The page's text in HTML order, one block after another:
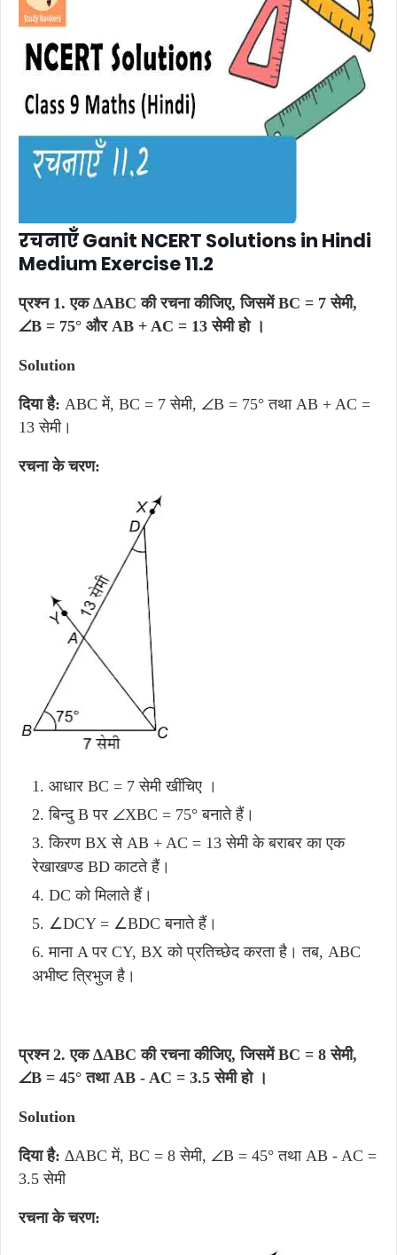
रचनाएँ Ganit NCERT Solutions in Hindi
Medium Exercise 11.2
प्रश्न 1. एक ∆ABC की रचना कीजिए, जिसमें BC = 7 सेमी,
∠B = 75° और AB + AC = 13 सेमी हो ।
Solution
दिया है: ABC में, BC = 7 सेमी, ∠B = 75° तथा AB + AC =
13 सेमी।
रचना के चरण:
आधार BC = 7 सेमी खींचिए ।
बिन्दु B पर ∠XBC = 75° बनाते हैं।
किरण BX से AB + AC = 13 सेमी के बराबर का एक
रेखाखण्ड BD काटते हैं।
DC को मिलाते हैं।
∠DCY = ∠BDC बनाते हैं।
माना A पर CY, BX को प्रतिच्छेद करता है। तब, ABC
अभीष्ट त्रिभुज है।
प्रश्न 2. एक ∆ABC की रचना कीजिए, जिसमें BC = 8 सेमी,
∠B = 45° तथा AB - AC = 3.5 सेमी हो ।
Solution
दिया है: ∆ABC में, BC = 8 सेमी, ∠B = 45° तथा AB - AC =
3.5 सेमी
रचना के चरण: